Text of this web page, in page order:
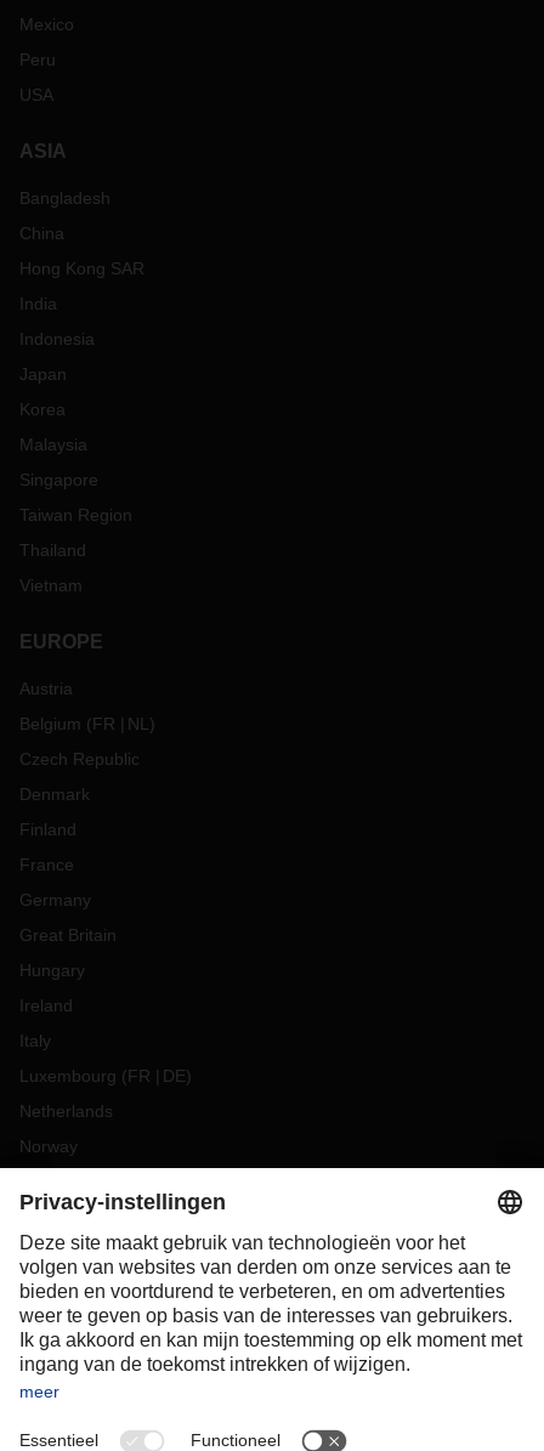
Mexico
Peru
USA
ASIA
Bangladesh
China
Hong Kong SAR
India
Indonesia
Japan
Korea
Malaysia
Singapore
Taiwan Region
Thailand
Vietnam
EUROPE
Austria
Belgium (FR NL )
Czech Republic
Denmark
Finland
France
Germany
Great Britain
Hungary
Ireland
Italy
Luxembourg (FR DE)
Netherlands
Norway
Romania
Slovakia
Spain
Sweden
Switzerland